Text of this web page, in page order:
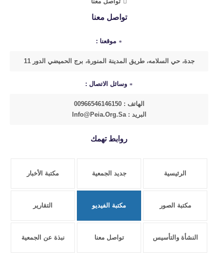
تواصل معنا
موقعنا :
جدة، حي السلامه، طريق المدينة المنورة، برج الحميضي الدور 11
وسائل الاتصال :
الهاتف : 00966546146150
البريد : Info@peia.org.sa
روابط تهمك
الرئيسية جديد الجمعية مكتبة الأخبار
مكتبة الصور مكتبة الفيديو التقارير
النشأة والتأسيس تواصل معنا نبذة عن الجمعية